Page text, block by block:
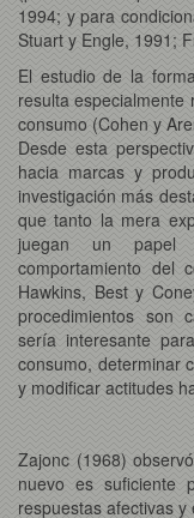
1994; y para
Stuart y Engle, 1991;
El estudio de la
resulta
consumo (Cohen y
Desde esta
hacia marcas y
investigación más
que tanto la mera
juegan un papel
comportamiento del
Hawkins, Best y
procedimientos son
sería interesante
consumo, determinar
y modificar actitudes
Zajonc (1968)
nuevo es suficiente
respuestas afectivas